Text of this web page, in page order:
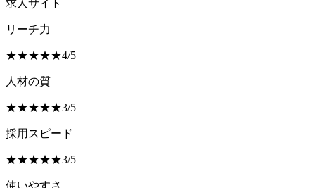
求人サイト
リーチ力
★★★★★4/5
人材の質
★★★★★3/5
採用スピード
★★★★★3/5
使いやすさ